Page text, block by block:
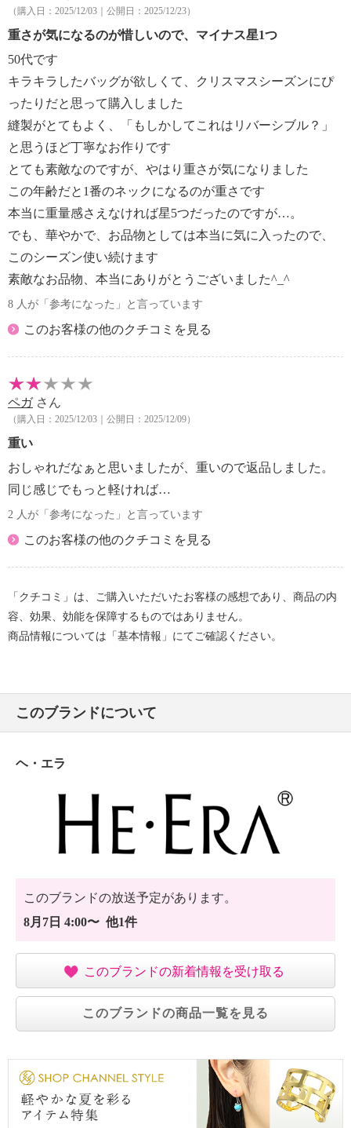
（購入日：2025/12/03｜公開日：2025/12/23）
重さが気になるのが惜しいので、マイナス星1つ
50代です
キラキラしたバッグが欲しくて、クリスマスシーズンにぴ
ったりだと思って購入しました
縫製がとてもよく、「もしかしてこれはリバーシブル？」
と思うほど丁寧なお作りです
とても素敵なのですが、やはり重さが気になりました
この年齢だと1番のネックになるのが重さです
本当に重量感さえなければ星5つだったのですが…。
でも、華やかで、お品物としては本当に気に入ったので、
このシーズン使い続けます
素敵なお品物、本当にありがとうございました^_^
8 人が「参考になった」と言っています
このお客様の他のクチコミを見る
ペガさん
（購入日：2025/12/03｜公開日：2025/12/09）
重い
おしゃれだなぁと思いましたが、重いので返品しました。
同じ感じでもっと軽ければ…
2 人が「参考になった」と言っています
このお客様の他のクチコミを見る
「クチコミ」は、ご購入いただいたお客様の感想であり、商品の内
容、効果、効能を保障するものではありません。
商品情報については「基本情報」にてご確認ください。
このブランドについて
ヘ・エラ
このブランドの放送予定があります。
8月7日 4:00〜 他1件
このブランドの新着情報を受け取る
このブランドの商品一覧を見る